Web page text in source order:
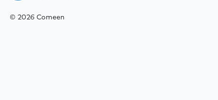
© 2026 Comeen